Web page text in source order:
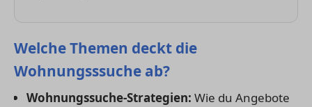
Welche Themen deckt die
Wohnungsssuche ab?
Wohnungssuche-Strategien: Wie du Angebote